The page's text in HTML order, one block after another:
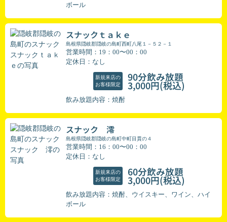
ボール
スナックｔａｋｅ
島根県隠岐郡隠岐の島町西町八尾１－５２－１
営業時間：19：00〜00：00
定休日：なし
新規来店の
お客様限定
90分飲み放題
3,000円(税込)
飲み放題内容：焼酎
スナック 澪
島根県隠岐郡隠岐の島町中町目貫の４
営業時間：16：00〜00：00
定休日：なし
新規来店の
お客様限定
60分飲み放題
3,000円(税込)
飲み放題内容：焼酎、ウイスキー、ワイン、ハイ
ボール